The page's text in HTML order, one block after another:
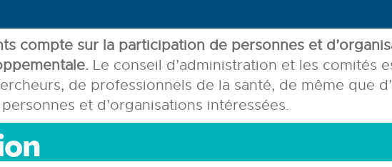
compte sur la participation de personnes et
Le conseil d’administration et les comités
de professionnels de la santé, de même que
et d’organisations intéressées.